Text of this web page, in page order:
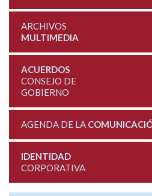
ARCHIVOS
MULTIMEDIA
ACUERDOS
CONSEJO DE
GOBIERNO
AGENDA DE LA
IDENTIDAD
CORPORATIVA